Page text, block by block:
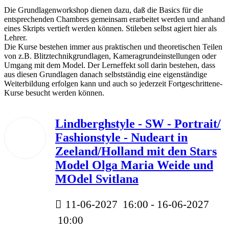
Die Grundlagenworkshop dienen dazu, daß die Basics für die
entsprechenden Chambres gemeinsam erarbeitet werden und anhand
eines Skripts vertieft werden können. Stileben selbst agiert hier als
Lehrer.
Die Kurse bestehen immer aus praktischen und theoretischen Teilen
von z.B. Blitztechnikgrundlagen, Kameragrundeinstellungen oder
Umgang mit dem Model. Der Lerneffekt soll darin bestehen, dass
aus diesen Grundlagen danach selbstständig eine eigenständige
Weiterbildung erfolgen kann und auch so jederzeit Fortgeschrittene-
Kurse besucht werden können.
Lindberghstyle - SW - Portrait/
Fashionstyle - Nudeart in
Zeeland/Holland mit den Stars
Model Olga Maria Weide und
MOdel Svitlana
11-06-2027 16:00 - 16-06-2027
10:00